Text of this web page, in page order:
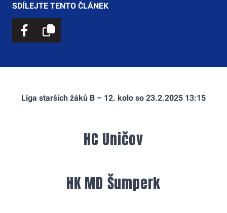
SDÍLEJTE TENTO ČLÁNEK
Liga starších žáků B – 12. kolo so 23.2.2025 13:15
HC Uničov
HK MD Šumperk